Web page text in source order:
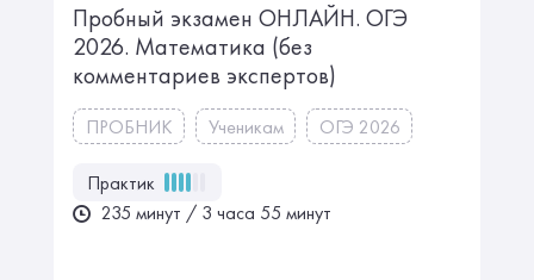
Пробный экзамен ОНЛАЙН. ㅤㅤОГЭ
2026. Математика ㅤㅤㅤㅤ(без
комментариев экспертов)
ПРОБНИК Ученикам ОГЭ 2026
Практик
235 минут / 3 часа 55 минут